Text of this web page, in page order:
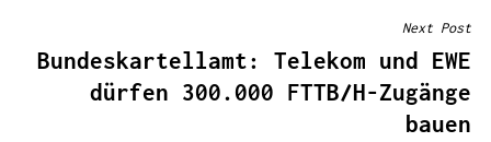
Next Post
Bundeskartellamt: Telekom und EWE
dürfen 300.000 FTTB/H-Zugänge
bauen